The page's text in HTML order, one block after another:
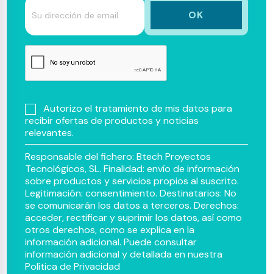
Autorizo el tratamiento de mis datos para
recibir ofertas de productos y noticias
relevantes.
Responsable del fichero: Btech Proyectos
Tecnológicos, SL. Finalidad: envío de información
sobre productos y servicios propios al suscrito.
Legitimación: consentimiento. Destinatarios: No
se comunicarán los datos a terceros. Derechos:
acceder, rectificar y suprimir los datos, así como
otros derechos, como se explica en la
información adicional. Puede consultar
información adicional y detallada en nuestra
Política de Privacidad